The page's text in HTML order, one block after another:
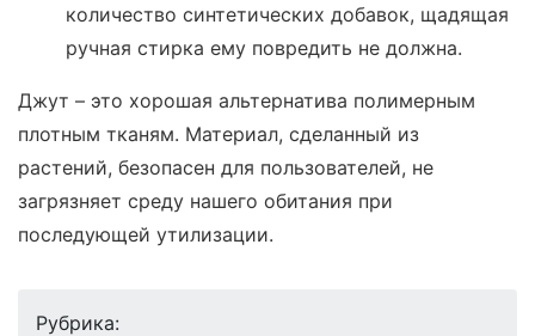
количество синтетических добавок, щадящая
ручная стирка ему повредить не должна.
Джут – это хорошая альтернатива полимерным
плотным тканям. Материал, сделанный из
растений, безопасен для пользователей, не
загрязняет среду нашего обитания при
последующей утилизации.
Рубрика: